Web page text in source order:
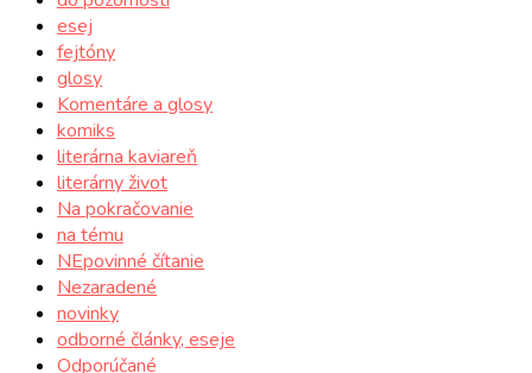
esej
fejtóny
glosy
Komentáre a glosy
komiks
literárna kaviareň
literárny život
Na pokračovanie
na tému
NEpovinné čítanie
Nezaradené
novinky
odborné články, eseje
Odporúčané